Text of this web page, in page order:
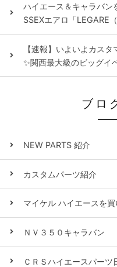
ハイエース＆キャラバン
SSEXエアロ「LEGARE
【速報】いよいよカス
✨関西最大級のビッグイ
ブロ
NEW PARTS 紹介
カスタムパーツ紹介
マイケル ハイエースを
ＮＶ３５０キャラバン
ＣＲＳハイエースパーツ